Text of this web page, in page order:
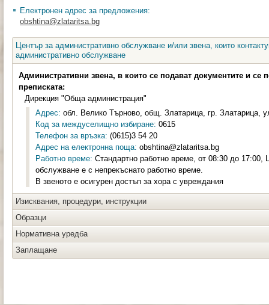
Електронен адрес за предложения:
obshtina@zlataritsa.bg
Център за административно обслужване и/или звена, които
административно обслужване
Административни звена, в които се подават документите и се
преписката:
Дирекция "Обща администрация"
Адрес: обл. Велико Търново, общ. Златарица, гр. Златарица,
Код за междуселищно избиране: 0615
Телефон за връзка: (0615)3 54 20
Адрес на електронна поща: obshtina@zlataritsa.bg
Работно време: Стандартно работно време, от 08:30 до 17:00,
обслужване е с непрекъснато работно време.
В звеното е осигурен достъп за хора с увреждания
Изисквания, процедури, инструкции
Образци
Нормативна уредба
Заплащане